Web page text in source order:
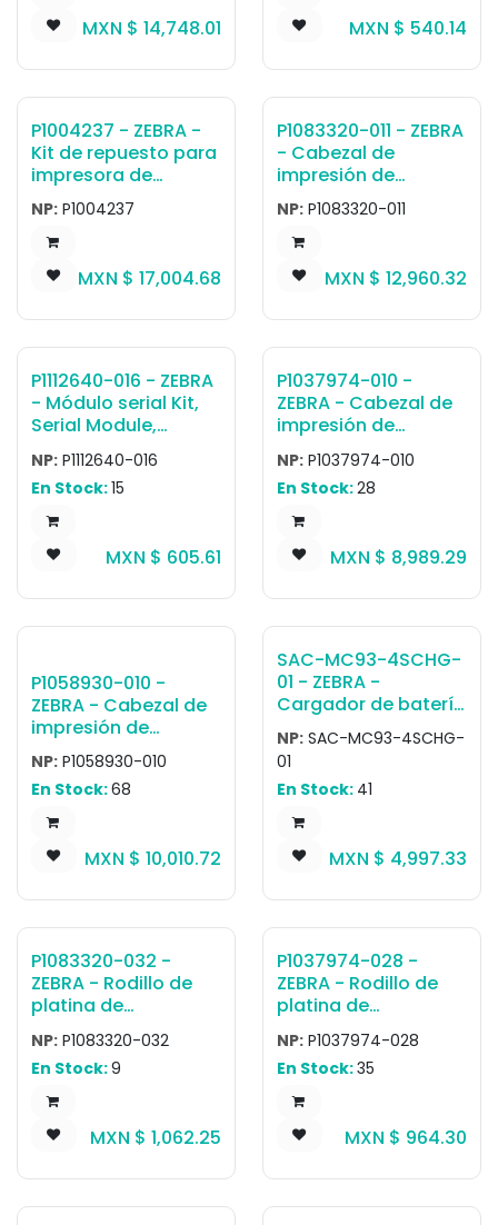
MXN $ 14,748.01 MXN $ 540.14
P1004237 - ZEBRA -
Kit de repuesto para
impresora de
Etiqueta Kit Cabezal
de Impresión 300dpi
170Xi4 ZE500-6
NP: P1004237
MXN $ 17,004.68
P1083320-011 - ZEBRA
- Cabezal de
impresión de
transferencia
térmica Cabezal de
impresión 300 dpi
ZT610, ZT610R
NP: P1083320-011
MXN $ 12,960.32
P1112640-016 - ZEBRA
- Módulo serial Kit,
Serial Module,
ZD421D, ZD421T,
ZD421C, ZD411D,
ZD411T, ZD611D, ZD611T
NP: P1112640-016
En Stock:15
MXN $ 605.61
P1037974-010 -
ZEBRA - Cabezal de
impresión de
transferencia
térmica Cabezal de
impresión 203 dpi,
ZT210, ZT220, ZT230
NP: P1037974-010
En Stock:28
MXN $ 8,989.29
P1058930-010 -
ZEBRA - Cabezal de
impresión de
transferencia
térmica Cabezal de
impresión 300 dpi,
ZT410, ZT411
NP: P1058930-010
En Stock:68
MXN $ 10,010.72
SAC-MC93-4SCHG-
01 - ZEBRA -
Cargador de batería
Four-slot spare
battery charger with
fast-charging for
MC9300 / MC9400 /
MC9450 batteries.
BGA12V50W0WW),
388A1-01), and
country-specific AC
cable are all sold
separately.
NP: SAC-MC93-4SCHG-
01
En Stock: 41
MXN $ 4,997.33
P1083320-032 -
ZEBRA - Rodillo de
platina de
transferencia
térmica Rodillo de
impresión ZT610,
ZT610R
NP: P1083320-032
En Stock:9
MXN $ 1,062.25
P1037974-028 -
ZEBRA - Rodillo de
platina de
transferencia
térmica Rodillo de
impresión ZT210,
ZT220, ZT230, ZT111,
NP: P1037974-028
En Stock:35
MXN $ 964.30